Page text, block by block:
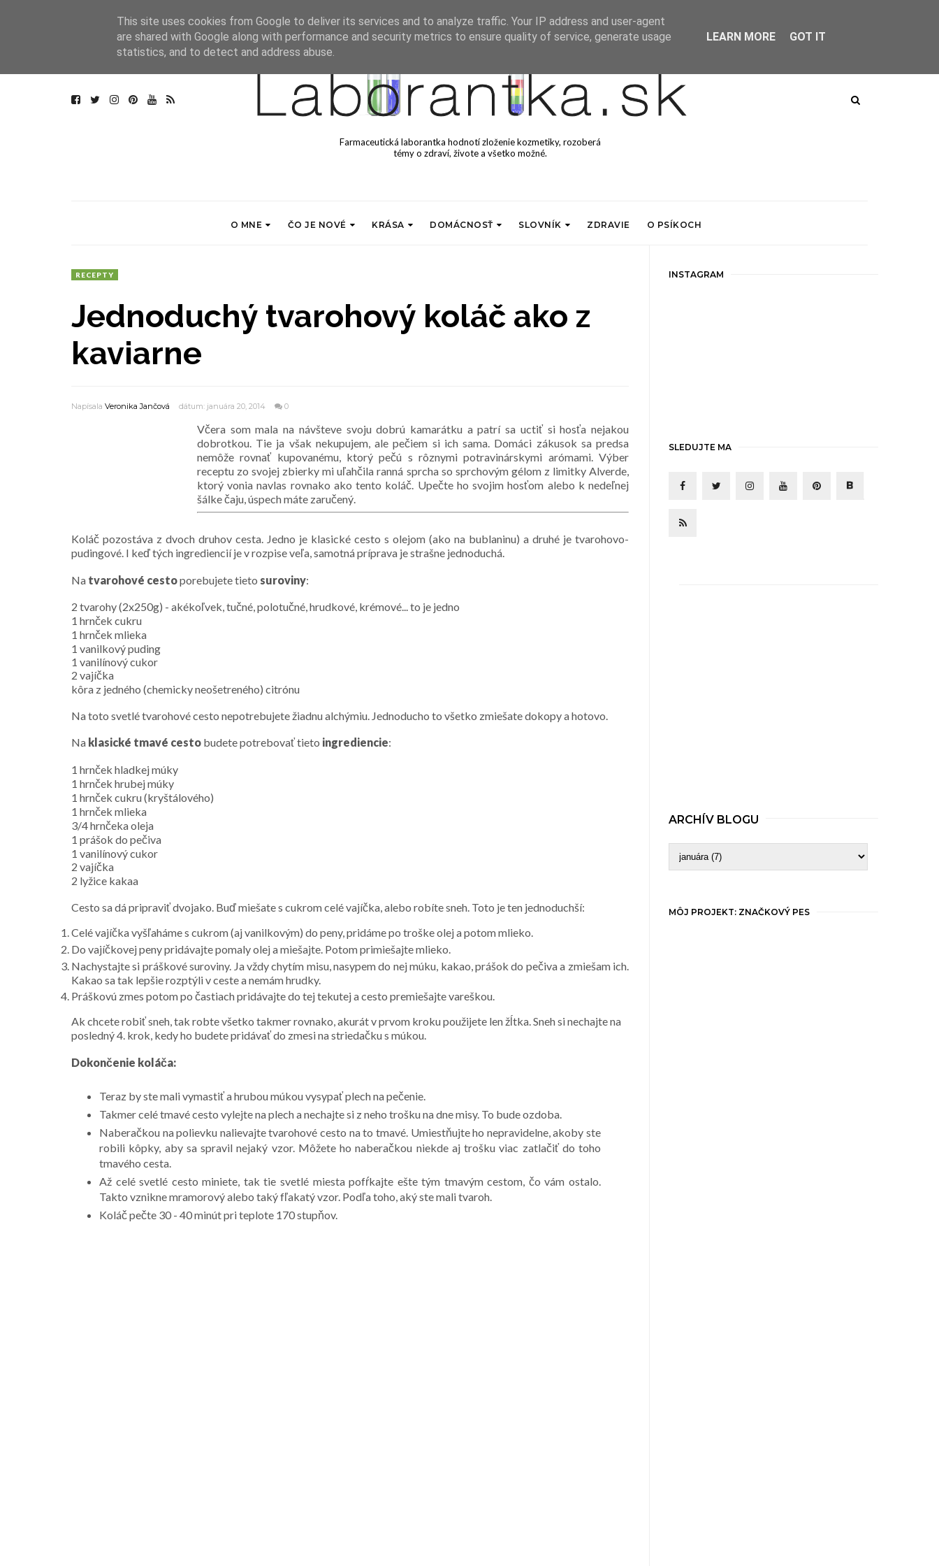
Farmaceutická laborantka hodnotí zloženie kozmetiky, rozoberá
témy o zdraví, živote a všetko možné.
O MNE ČO JE NOVÉ KRÁSA DOMÁCNOSŤ SLOVNÍK ZDRAVIE O PSÍKOCH
RECEPTY
Jednoduchý tvarohový koláč ako z
kaviarne
Napísala Veronika Jančová dátum: januára 20, 2014 0
Včera som mala na návšteve svoju dobrú kamarátku a patrí sa uctiť si hosťa nejakou
dobrotkou. Tie ja však nekupujem, ale pečiem si ich sama. Domáci zákusok sa predsa
nemôže rovnať kupovanému, ktorý pečú s rôznymi potravinárskymi arómami. Výber
receptu zo svojej zbierky mi uľahčila ranná sprcha so sprchovým gélom z limitky Alverde,
ktorý vonia navlas rovnako ako tento koláč. Upečte ho svojim hosťom alebo k nedeľnej
šálke čaju, úspech máte zaručený.
Koláč pozostáva z dvoch druhov cesta. Jedno je klasické cesto s olejom (ako na bublaninu) a druhé je tvarohovo-
pudingové. I keď tých ingrediencií je v rozpise veľa, samotná príprava je strašne jednoduchá.
Na tvarohové cestoporebujete tieto suroviny:
2 tvarohy (2x250g) - akékoľvek, tučné, polotučné, hrudkové, krémové... to je jedno
1 hrnček cukru
1 hrnček mlieka
1 vanilkový puding
1 vanilínový cukor
2 vajíčka
kôra z jedného (chemicky neošetreného) citrónu
Na toto svetlé tvarohové cesto nepotrebujete žiadnu alchýmiu. Jednoducho to všetko zmiešate dokopy a hotovo.
Na klasické tmavé cesto budete potrebovať tieto ingrediencie:
1 hrnček hladkej múky
1 hrnček hrubej múky
1 hrnček cukru (kryštálového)
1 hrnček mlieka
3/4 hrnčeka oleja
1 prášok do pečiva
1 vanilínový cukor
2 vajíčka
2 lyžice kakaa
Cesto sa dá pripraviť dvojako. Buď miešate s cukrom celé vajíčka, alebo robíte sneh. Toto je ten jednoduchší:
Celé vajíčka vyšľaháme s cukrom (aj vanilkovým) do peny, pridáme po troške olej a potom mlieko.
Do vajíčkovej peny pridávajte pomaly olej a miešajte. Potom primiešajte mlieko.
Nachystajte si práškové suroviny. Ja vždy chytím misu, nasypem do nej múku, kakao, prášok do pečiva a zmiešam ich.
Kakao sa tak lepšie rozptýli v ceste a nemám hrudky.
Práškovú zmes potom po častiach pridávajte do tej tekutej a cesto premiešajte vareškou.
Ak chcete robiť sneh, tak robte všetko takmer rovnako, akurát v prvom kroku použijete len žĺtka. Sneh si nechajte na
posledný 4. krok, kedy ho budete pridávať do zmesi na striedačku s múkou.
Dokončenie koláča:
Teraz by ste mali vymastiť a hrubou múkou vysypať plech na pečenie.
Takmer celé tmavé cesto vylejte na plech a nechajte si z neho trošku na dne misy. To bude ozdoba.
Naberačkou na polievku nalievajte tvarohové cesto na to tmavé. Umiestňujte ho nepravidelne, akoby ste
robili kôpky, aby sa spravil nejaký vzor. Môžete ho naberačkou niekde aj trošku viac zatlačiť do toho
tmavého cesta.
Až celé svetlé cesto miniete, tak tie svetlé miesta pofŕkajte ešte tým tmavým cestom, čo vám ostalo.
Takto vznikne mramorový alebo taký fľakatý vzor. Podľa toho, aký ste mali tvaroh.
Koláč pečte 30 - 40 minút pri teplote 170 stupňov.
INSTAGRAM
SLEDUJTE MA
ARCHÍV BLOGU
MÔJ PROJEKT: ZNAČKOVÝ PES
This site uses cookies from Google to deliver its services and to analyze traffic. Your IP address and user-agent
are shared with Google along with performance and security metrics to ensure quality of service, generate usage
statistics, and to detect and address abuse.
LEARN MORE GOT IT